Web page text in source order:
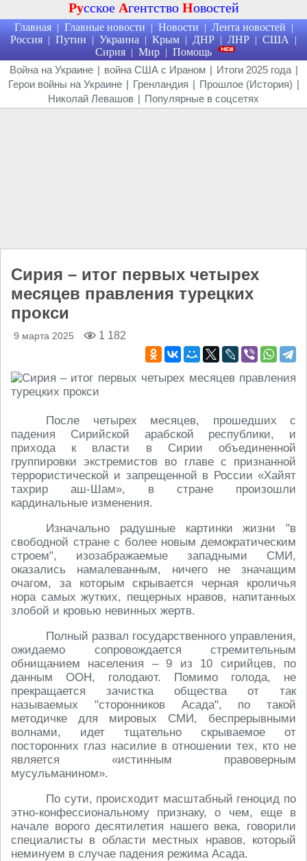
Русское Агентство Новостей
Главная | Главные новости | Новости | Лента новостей |
Россия | Путин | Украина | Крым | ДНР | ЛНР | США |
Сирия | Мир | Помощь
Война на Украине | война США с Ираном | Итоги 2025 года |
Герои войны на Украине | Гренландия | Прошлое (История) |
Николай Левашов | Популярные в соцсетях
Сирия – итог первых четырех
месяцев правления турецких
прокси
9 марта 2025 1 182
После четырех месяцев, прошедших с
падения Сирийской арабской республики, и
прихода к власти в Сирии объединенной
группировки экстремистов во главе с признанной
террористической и запрещенной в России «Хайят
тахрир аш-Шам», в стране произошли
кардинальные изменения.
Изначально радушные картинки жизни "в
свободной стране с более новым демократическим
строем", изозабражаемые западными СМИ,
оказались намалеванным, ничего не значащим
очагом, за которым скрывается черная кроличья
нора самых жутких, пещерных нравов, напитанных
злобой и кровью невинных жертв.
Полный развал государственного управления,
ожидаемо сопровождается стремительным
обнищанием населения – 9 из 10 сирийцев, по
данным ООН, голодают. Помимо голода, не
прекращается зачистка общества от так
называемых "сторонников Асада", по такой
методичке для мировых СМИ, беспрерывными
волнами, идет тщательно скрываемое от
посторонних глаз насилие в отношении тех, кто не
является «истинным правоверным
мусульманином».
По сути, происходит масштабный геноцид по
этно-конфессиональному признаку, о чем, еще в
начале ворого десятилетия нашего века, говорили
специалисты в области местных нравов, который
неминуем в случае падения режима Асада.